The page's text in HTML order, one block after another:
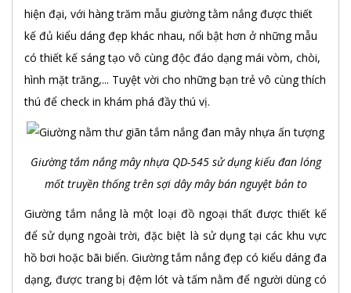
hiện đại, với hàng trăm mẫu giường tằm nắng được thiết
kế đủ kiểu dáng đẹp khác nhau, nổi bật hơn ở những mẫu
có thiết kế sáng tạo vô cùng độc đáo dạng mái vòm, chòi,
hình mặt trăng,... Tuyệt vời cho những bạn trẻ vô cùng thích
thú để check in khám phá đầy thú vị.
Giường tắm nắng mây nhựa QD-545 sử dụng kiểu đan lóng
mốt truyền thống trên sợi dây mây bán nguyệt bản to
Giường tắm nắng là một loại đồ ngoại thất được thiết kế
để sử dụng ngoài trời, đặc biệt là sử dụng tại các khu vực
hồ bơi hoặc bãi biển. Giường tắm nắng đẹp có kiểu dáng đa
dạng, được trang bị đệm lót và tấm nằm để người dùng có